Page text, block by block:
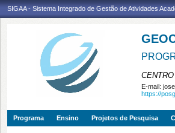
SIGAA - Sistema Integrado de Gestão de Atividades
E-mail:
https://
Programa Ensino Projetos de Pesquisa